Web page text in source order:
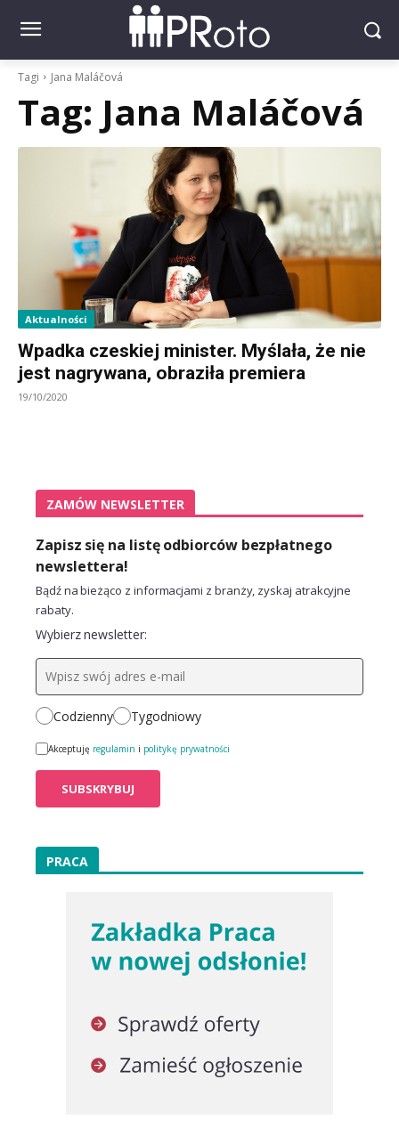
Tagi Jana Maláčová
Tag: Jana Maláčová
Aktualności
Wpadka czeskiej minister. Myślała, że nie
jest nagrywana, obraziła premiera
19/10/2020
ZAMÓW NEWSLETTER
Zapisz się na listę odbiorców bezpłatnego
newslettera!
Bądź na bieżąco z informacjami z branży, zyskaj atrakcyjne
rabaty.
Wybierz newsletter:
Codzienny Tygodniowy
Akceptuję regulamin i politykę prywatności
PRACA